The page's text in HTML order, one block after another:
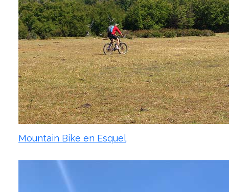
Mountain Bike en Esquel